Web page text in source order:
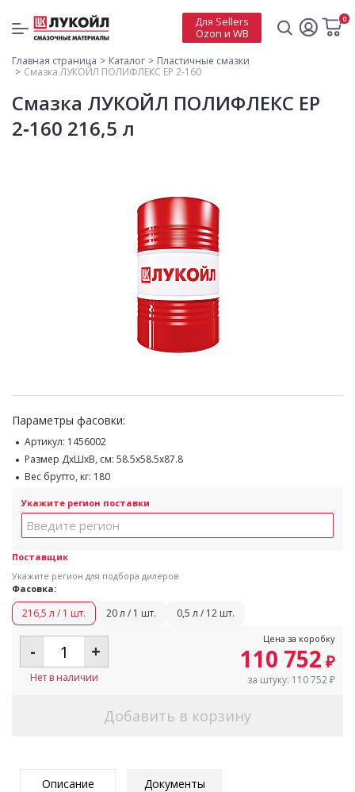
Для Sellers
Ozon и WB
0
Главная страница Каталог
Пластичные смазки
Смазка ЛУКОЙЛ ПОЛИФЛЕКС ЕР 2-160
Смазка ЛУКОЙЛ ПОЛИФЛЕКС ЕР
2‑160 216,5 л
Параметры фасовки:
Артикул: 1456002
Размер ДхШхВ, см: 58.5x58.5x87.8
Вес брутто, кг: 180
Укажите регион поставки
Поставщик
Укажите регион для подбора дилеров
Фасовка:
216,5 л / 1 шт. 20 л / 1 шт. 0,5 л / 12 шт.
- +
Нет в наличии
Цена за коробку
110 752 ₽
за штуку: 110 752₽
Добавить в корзину
Описание Документы